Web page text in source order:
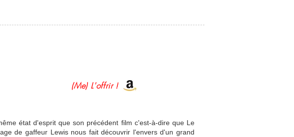
(Me) L'offrir !
état d'esprit que son précédent film c'est-à-dire que Le
de gaffeur Lewis nous fait découvrir l'envers d'un grand